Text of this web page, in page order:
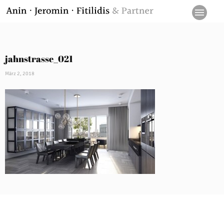
jahnstrasse_021
März 2, 2018